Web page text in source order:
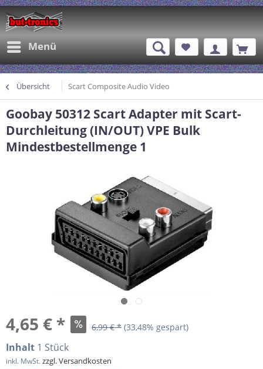
Menü
Übersicht Scart Composite Audio Video
Goobay 50312 Scart Adapter mit Scart-
Durchleitung (IN/OUT) VPE Bulk
Mindestbestellmenge 1
4,65 € * 6,99 € * (33,48% gespart)
Inhalt 1 Stück
inkl. MwSt.zzgl. Versandkosten